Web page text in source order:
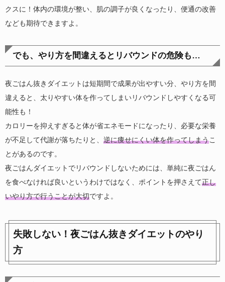
クスに！体内の環境が整い、肌の調子が良くなったり、便通の改善
なども期待できますよ。
でも、やり方を間違えるとリバウンドの危険も…
夜ごはん抜きダイエットは短期間で成果が出やすい分、やり方を間
違えると、太りやすい体を作ってしまいリバウンドしやすくなる可
能性も！
カロリーを抑えすぎると体が省エネモードになったり、必要な栄養
が不足して代謝が落ちたりと、 逆に痩せにくい体を作ってしまうこ
とがあるのです。
夜ごはんダイエットでリバウンドしないためには、単純に夜ごはん
を食べなければ良いというわけではなく、ポイントを押さえて正し
いやり方で行うことが大切ですよ。
失敗しない！夜ごはん抜きダイエットのやり
方